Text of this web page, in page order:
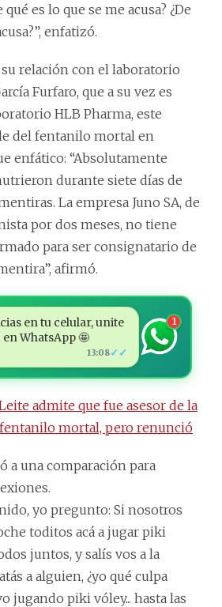
es lo que se me acusa? ¿De
enfatizó.
relación con el laboratorio
Furfaro, que a su vez es
HLB Pharma, este
del fentanilo mortal en
enfático: “Absolutamente
durante siete días de
La empresa Juno SA, de
por dos meses, no tiene
para ser consignatario de
afirmó.
en tu celular, unite
WhatsApp 🤩
13:08✓✓
1
admite que fue asesor de la
mortal, pero renunció
a una comparación para
yo pregunto: Si nosotros
toditos acá a jugar piki
juntos, y salís vos a la
a alguien, ¿yo qué culpa
jugando piki vóley... hasta las